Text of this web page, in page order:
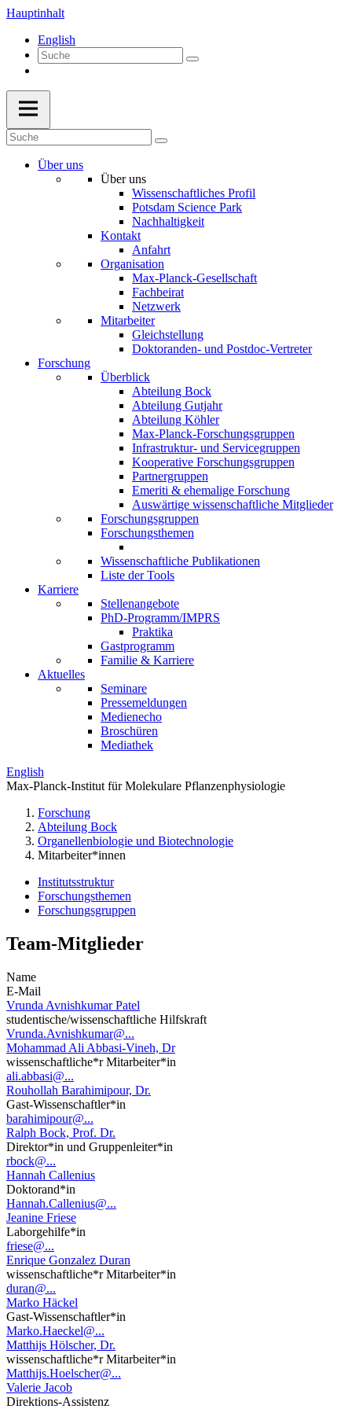
Hauptinhalt
English
Über uns
Über uns
Wissenschaftliches Profil
Potsdam Science Park
Nachhaltigkeit
Kontakt
Anfahrt
Organisation
Max-Planck-Gesellschaft
Fachbeirat
Netzwerk
Mitarbeiter
Gleichstellung
Doktoranden- und Postdoc-Vertreter
Forschung
Überblick
Abteilung Bock
Abteilung Gutjahr
Abteilung Köhler
Max-Planck-Forschungsgruppen
Infrastruktur- und Servicegruppen
Kooperative Forschungsgruppen
Partnergruppen
Emeriti & ehemalige Forschung
Auswärtige wissenschaftliche Mitglieder
Forschungsgruppen
Forschungsthemen
Wissenschaftliche Publikationen
Liste der Tools
Karriere
Stellenangebote
PhD-Programm/IMPRS
Praktika
Gastprogramm
Familie & Karriere
Aktuelles
Seminare
Pressemeldungen
Medienecho
Broschüren
Mediathek
English
Max-Planck-Institut für Molekulare Pflanzenphysiologie
Forschung
Abteilung Bock
Organellenbiologie und Biotechnologie
Mitarbeiter*innen
Institutsstruktur
Forschungsthemen
Forschungsgruppen
Team-Mitglieder
Name
E-Mail
Vrunda Avnishkumar Patel
studentische/wissenschaftliche Hilfskraft
Vrunda.Avnishkumar@...
Mohammad Ali Abbasi-Vineh, Dr
wissenschaftliche*r Mitarbeiter*in
ali.abbasi@...
Rouhollah Barahimipour, Dr.
Gast-Wissenschaftler*in
barahimipour@...
Ralph Bock, Prof. Dr.
Direktor*in und Gruppenleiter*in
rbock@...
Hannah Callenius
Doktorand*in
Hannah.Callenius@...
Jeanine Friese
Laborgehilfe*in
friese@...
Enrique Gonzalez Duran
wissenschaftliche*r Mitarbeiter*in
duran@...
Marko Häckel
Gast-Wissenschaftler*in
Marko.Haeckel@...
Matthijs Hölscher, Dr.
wissenschaftliche*r Mitarbeiter*in
Matthijs.Hoelscher@...
Valerie Jacob
Direktions-Assistenz